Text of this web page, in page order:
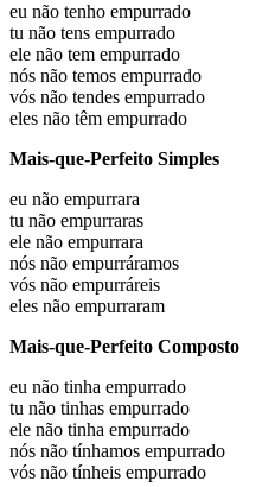
eu não tenho empurrado
tu não tens empurrado
ele não tem empurrado
nós não temos empurrado
vós não tendes empurrado
eles não têm empurrado
Mais-que-Perfeito Simples
eu não empurrara
tu não empurraras
ele não empurrara
nós não empurráramos
vós não empurráreis
eles não empurraram
Mais-que-Perfeito Composto
eu não tinha empurrado
tu não tinhas empurrado
ele não tinha empurrado
nós não tínhamos empurrado
vós não tínheis empurrado